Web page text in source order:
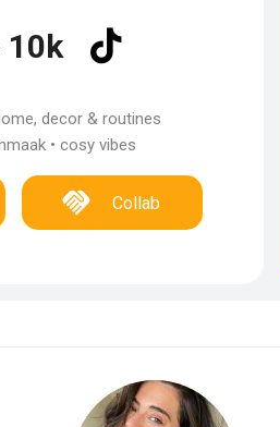
10k
decor & routines
• cosy vibes
Collab